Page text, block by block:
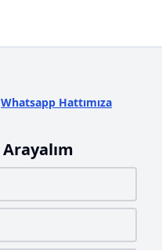
Whatsapp Hattımıza